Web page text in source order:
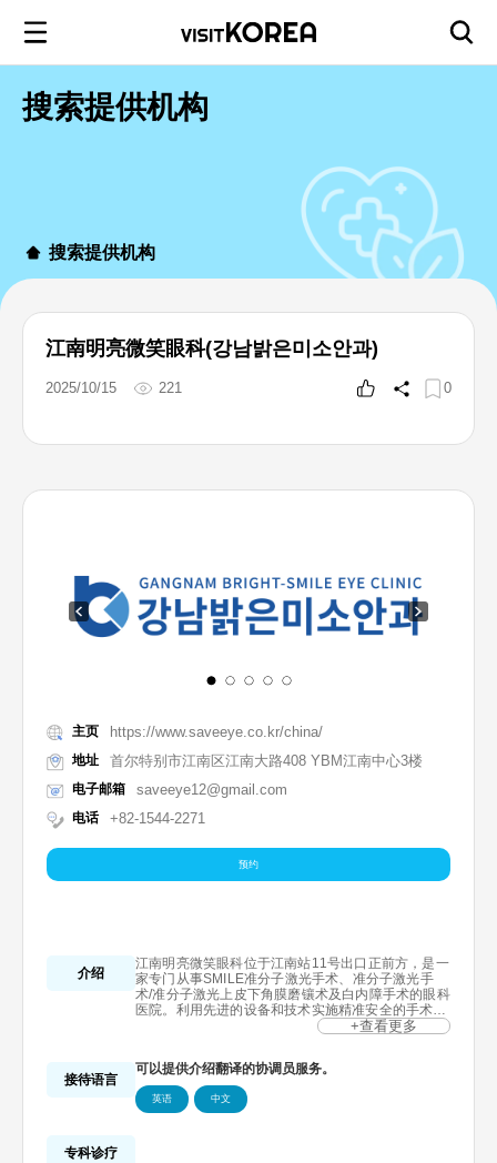
搜索提供机构
搜索提供机构
江南明亮微笑眼科(강남밝은미소안과)
2025/10/15 221 0
主页 https://www.saveeye.co.kr/china/
地址 首尔特别市江南区江南大路408 YBM江南中心3楼
电子邮箱 saveeye12@gmail.com
电话 +82-1544-2271
预约
介绍
江南明亮微笑眼科位于江南站11号出口正前方，是一
家专门从事SMILE准分子激光手术、准分子激光手
术/准分子激光上皮下角膜磨镶术及白内障手术的眼科
医院。利用先进的设备和技术实施精准安全的手术，
并通过精密的检查为患者提供定制化诊疗。凭借细致
院。
+查看更多
接待语言
可以提供介绍翻译的协调员服务。
英语 中文
专科诊疗